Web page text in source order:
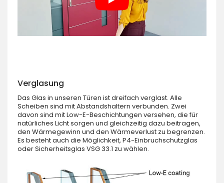
Verglasung
Das Glas in unseren Türen ist dreifach verglast. Alle
Scheiben sind mit Abstandshaltern verbunden. Zwei
davon sind mit Low-E-Beschichtungen versehen, die für
natürliches Licht sorgen und gleichzeitig dazu beitragen,
den Wärmegewinn und den Wärmeverlust zu begrenzen.
Es besteht auch die Möglichkeit, P4-Einbruchschutzglas
oder Sicherheitsglas VSG 33.1 zu wählen.